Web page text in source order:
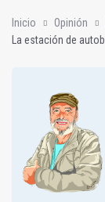
Inicio Opinión
La estación de